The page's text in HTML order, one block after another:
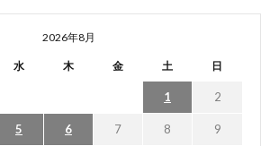
2026年8月
水 木 金 土 日
1 2
5 6 7 8 9